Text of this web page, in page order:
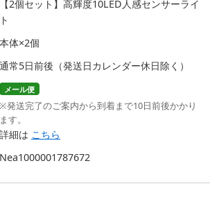
【2個セット】高輝度10LED人感センサーライ
ト
本体×2個
通常5日前後（発送日カレンダー休日除く）
メール便
※発送完了のご案内から到着まで10日前後かかり
ます。
詳細は こちら
Nea1000001787672